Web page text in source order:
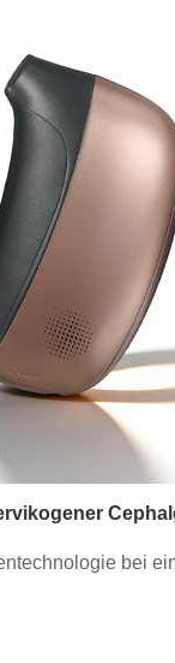
bei